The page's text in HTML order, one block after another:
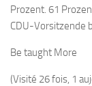
Prozent. 61
CDU-Vorsitzende
Be taught More
(Visité 26 fois, 1